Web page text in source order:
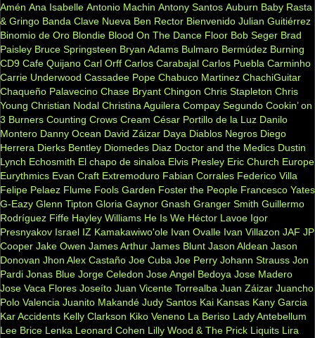
Amén Ana Isabelle Antonio Machin Antony Santos Auburn Baby Rasta
& Gringo Banda Clave Nueva Ben Rector Bienvenido Julian Guitiérrez
Binomio de Oro Blondie Blood On The Dance Floor Bob Seger Brad
Paisley Bruce Springsteen Bryan Adams Bulmaro Bermúdez Burning
CD9 Cafe Quijano Carl Orff Carlos Carabajal Carlos Puebla Carminho
Carrie Underwood Cassadee Pope Chabuco Martinez ChachiGuitar
Chaqueño Palavecino Chase Bryant Chingon Chris Stapleton Chris
Young Christian Nodal Christina Aguilera Compay Segundo Cookin’ on
3 Burners Counting Crows Cream César Portillo de la Luz Danilo
Montero Danny Ocean David Záizar Daya Diablos Negros Diego
Herrera Dierks Bentley Diomedes Diaz Doctor and the Medics Dustin
Lynch Echosmith El chapo de sinaloa Elvis Presley Eric Church Europe
Eurythmics Evan Craft Extremoduro Fabian Corrales Federico Villa
Felipe Pelaez Flume Fools Garden Foster the People Francesco Yates
G-Eazy Glenn Tipton Gloria Gaynor Gnash Granger Smith Guillermo
Rodríguez Fiffe Hayley Williams He Is We Héctor Lavoe Igor
Presnyakov Israel IZ Kamakawiwo'ole Ivan Ovalle Ivan Villazon JAF JP
Cooper Jake Owen James Arthur James Blunt Jason Aldean Jason
Donovan Jhon Alex Castaño Joe Cuba Joe Perry Johann Strauss Jon
Pardi Jonas Blue Jorge Celedon Jose Angel Bedoya Jose Madero
Jose Vaca Flores Joseíto Juan Vicente Torrealba Juan Záizar Juancho
Polo Valencia Juanito Makandé Judy Santos Kai Kansas Kany Garcia
Kar Accidents Kelly Clarkson Kiko Veneno La Beriso Lady Antebellum
Lee Brice Lenka Leonard Cohen Lilly Wood & The Prick Liquits Lira